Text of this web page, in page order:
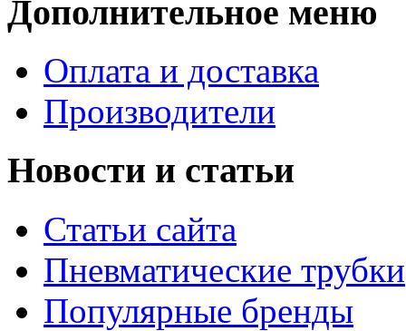
Дополнительное меню
Оплата и доставка
Производители
Новости и статьи
Статьи сайта
Пневматические трубки
Популярные бренды